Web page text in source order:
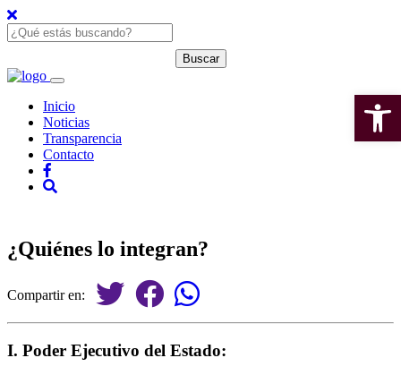
Inicio
Noticias
Transparencia
Contacto
¿Quiénes lo integran?
Compartir en:
I. Poder Ejecutivo del Estado: